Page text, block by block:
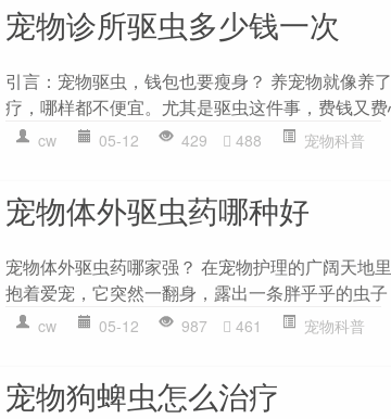
宠物诊所驱虫多少钱一次
引言：宠物驱虫，钱包也要瘦身？ 养宠物就像养
疗，哪样都不便宜。尤其是驱虫这件事，费钱又
cw 05-12 429 488 宠物科普
宠物体外驱虫药哪种好
宠物体外驱虫药哪家强？ 在宠物护理的广阔天地
抱着爱宠，它突然一翻身，露出一条胖乎乎的虫
cw 05-12 987 461 宠物科普
宠物狗蜱虫怎么治疗